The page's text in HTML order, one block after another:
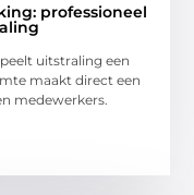
professioneel
uitstraling een
maakt direct een
medewerkers.